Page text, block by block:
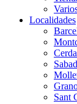
Localidades
Sant